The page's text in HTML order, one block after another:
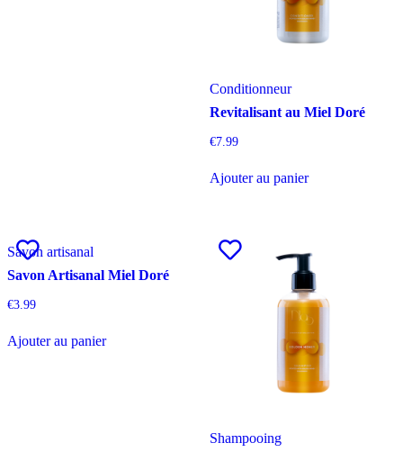
Conditionneur
Revitalisant au Miel Doré
€7.99
Ajouter au panier
Savon artisanal
Savon Artisanal Miel Doré
€3.99
Ajouter au panier
Shampooing